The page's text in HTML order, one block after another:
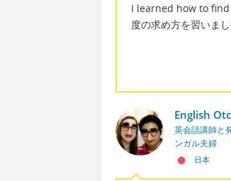
I learned how to find
度の求め方を習いま
English
英会話講師と
ンガル夫婦
日本